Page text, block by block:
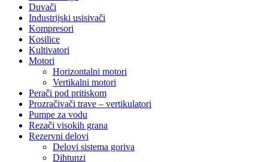
Duvači
Industrijski usisivači
Kompresori
Kosilice
Kultivatori
Motori
Horizontalni motori
Vertikalni motori
Perači pod pritiskom
Prozračivači trave – vertikulatori
Pumpe za vodu
Rezači visokih grana
Rezervni delovi
Delovi sistema goriva
Dihtunzi